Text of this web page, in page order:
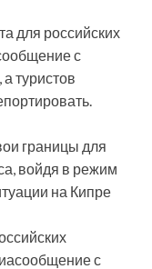
для российских
с
туристов
границы для
войдя в режим
на Кипре
с